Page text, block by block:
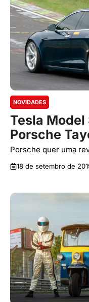
NOVIDADES
Tesla Model
Porsche
Porsche quer uma
18 de setembro de